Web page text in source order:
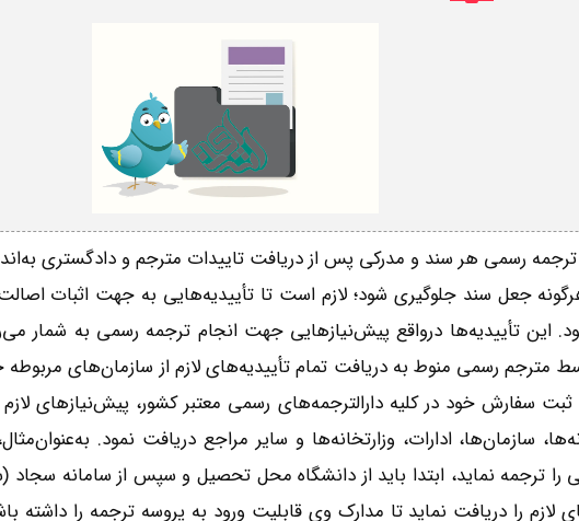
ترجمه رسمی هر سند و مدرکی پس از دریافت تاییدات مترجم و دادگستری
جعل سند جلوگیری شود؛ لازم است تا تأییدیه‌هایی به جهت اثبات اصالت
این تأییدیه‌ها درواقع پیش‌نیازهایی جهت انجام ترجمه رسمی به شمار
مترجم رسمی منوط به دریافت تمام تأییدیه‌های لازم از سازمان‌های
سفارش خود در کلیه دارالترجمه‌های رسمی معتبر کشور، پیش‌نیازهای لازم
سازمان‌ها، ادارات، وزارتخانه‌ها و سایر مراجع دریافت نمود.
را ترجمه نماید، ابتدا باید از دانشگاه محل تحصیل و سپس از سامانه سجاد
لازم را دریافت نماید تا مدارک وی قابلیت ورود به پروسه ترجمه را داشته